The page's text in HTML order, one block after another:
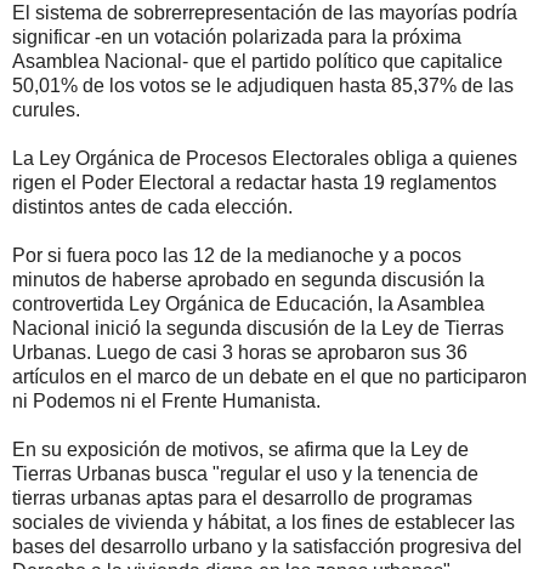
El sistema de sobrerrepresentación de las mayorías podría
significar -en un votación polarizada para la próxima
Asamblea Nacional- que el partido político que capitalice
50,01% de los votos se le adjudiquen hasta 85,37% de las
curules.
La Ley Orgánica de Procesos Electorales obliga a quienes
rigen el Poder Electoral a redactar hasta 19 reglamentos
distintos antes de cada elección.
Por si fuera poco las 12 de la medianoche y a pocos
minutos de haberse aprobado en segunda discusión la
controvertida Ley Orgánica de Educación, la Asamblea
Nacional inició la segunda discusión de la Ley de Tierras
Urbanas. Luego de casi 3 horas se aprobaron sus 36
artículos en el marco de un debate en el que no participaron
ni Podemos ni el Frente Humanista.
En su exposición de motivos, se afirma que la Ley de
Tierras Urbanas busca "regular el uso y la tenencia de
tierras urbanas aptas para el desarrollo de programas
sociales de vivienda y hábitat, a los fines de establecer las
bases del desarrollo urbano y la satisfacción progresiva del